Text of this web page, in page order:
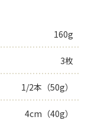
160g
3枚
1/2本（50g）
4cm（40g）